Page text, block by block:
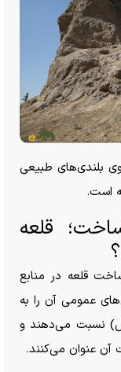
بلندی‌های طبیعی
است.
قلعه
قلعه در منابع
عمومی آن را به
۱۶۰۰ تا ۱۸۰۰ سال پیش) نسبت می‌دهند و